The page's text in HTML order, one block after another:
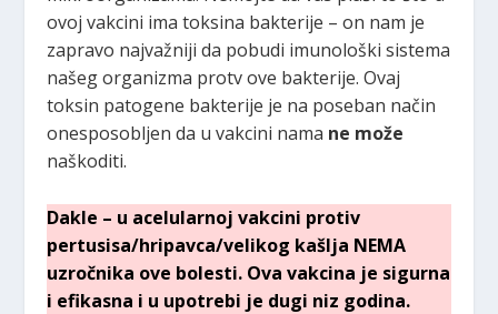
ovoj vakcini ima toksina bakterije – on nam je
zapravo najvažniji da pobudi imunološki sistema
našeg organizma protv ove bakterije. Ovaj
toksin patogene bakterije je na poseban način
onesposobljen da u vakcini nama ne može
naškoditi.
Dakle – u acelularnoj vakcini protiv
pertusisa/hripavca/velikog kašlja NEMA
uzročnika ove bolesti. Ova vakcina je sigurna
i efikasna i u upotrebi je dugi niz godina.